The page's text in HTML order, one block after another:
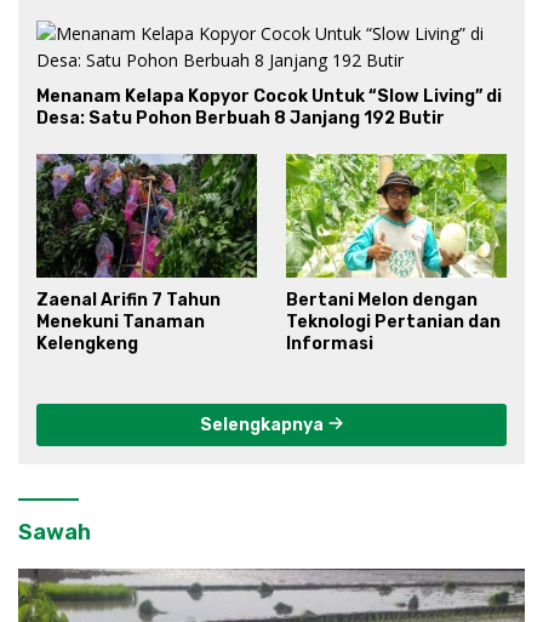
Menanam Kelapa Kopyor Cocok Untuk “Slow Living” di
Desa: Satu Pohon Berbuah 8 Janjang 192 Butir
Zaenal Arifin 7 Tahun
Menekuni Tanaman
Kelengkeng
Bertani Melon dengan
Teknologi Pertanian dan
Informasi
Selengkapnya
Sawah